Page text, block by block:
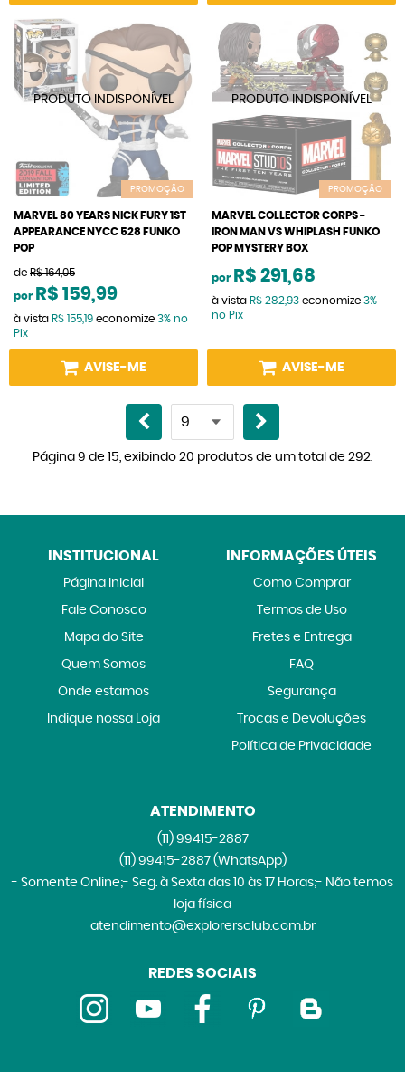
PROMOÇÃO
MARVEL 80 YEARS NICK FURY 1ST
APPEARANCE NYCC 528 FUNKO
POP
de R$ 164,05
por R$ 159,99
à vista R$ 155,19 economize 3% no
Pix
AVISE-ME
PROMOÇÃO
MARVEL COLLECTOR CORPS -
IRON MAN VS WHIPLASH FUNKO
POP MYSTERY BOX
por R$ 291,68
à vista R$ 282,93 economize 3%
no Pix
AVISE-ME
Página 9 de 15, exibindo 20 produtos de um total de 292.
INSTITUCIONAL
Página Inicial
Fale Conosco
Mapa do Site
Quem Somos
Onde estamos
Indique nossa Loja
INFORMAÇÕES ÚTEIS
Como Comprar
Termos de Uso
Fretes e Entrega
FAQ
Segurança
Trocas e Devoluções
Política de Privacidade
ATENDIMENTO
(11)99415-2887
(11)99415-2887 (WhatsApp)
- Somente Online;- Seg. à Sexta das 10 às 17 Horas;- Não temos
loja física
atendimento@explorersclub.com.br
REDES SOCIAIS